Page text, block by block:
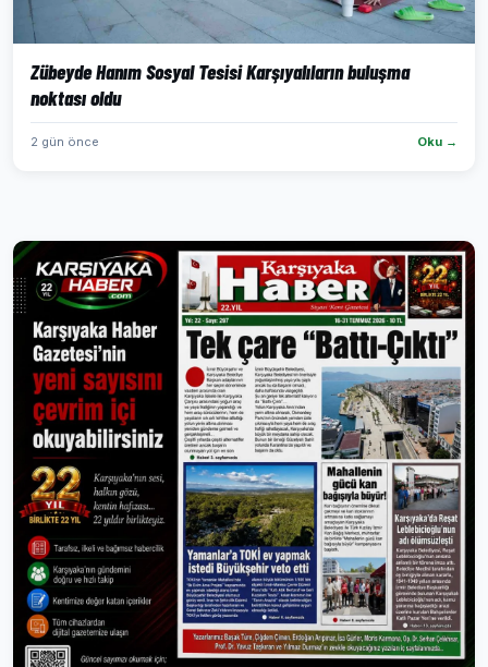
Zübeyde Hanım Sosyal Tesisi Karşıyalıların buluşma
noktası oldu
2 gün önce Oku →